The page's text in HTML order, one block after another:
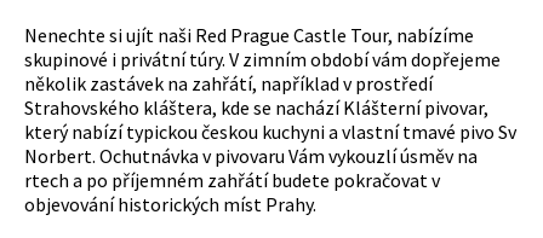
Nenechte si ujít naši Red Prague Castle Tour, nabízíme
skupinové i privátní túry. V zimním období vám dopřejeme
několik zastávek na zahřátí, například v prostředí
Strahovského kláštera, kde se nachází Klášterní pivovar,
který nabízí typickou českou kuchyni a vlastní tmavé pivo Sv
Norbert. Ochutnávka v pivovaru Vám vykouzlí úsměv na
rtech a po příjemném zahřátí budete pokračovat v
objevování historických míst Prahy.